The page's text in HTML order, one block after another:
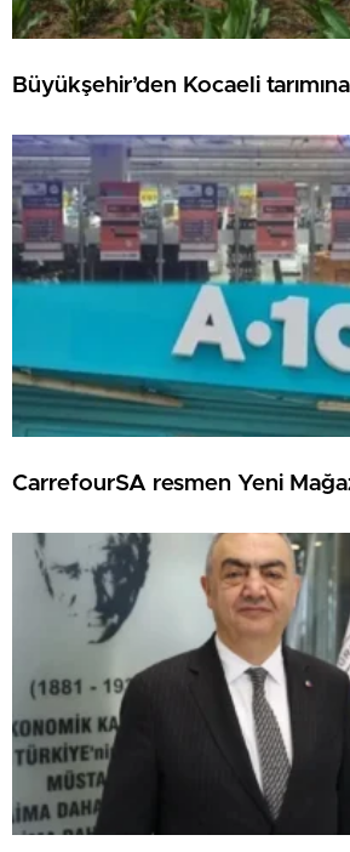
Büyükşehir’den Kocaeli tarımına
CarrefourSA resmen Yeni